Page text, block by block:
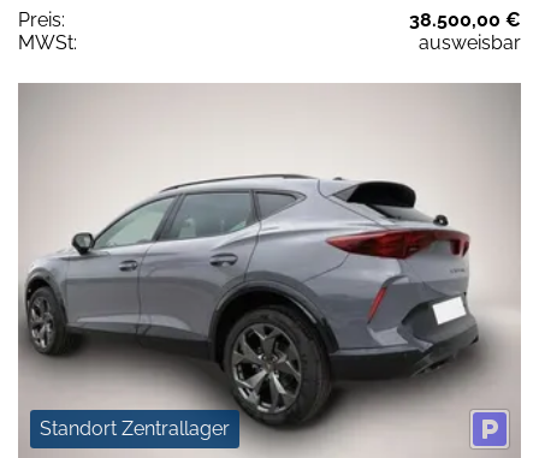
Preis:
38.500,00 €
MWSt:
ausweisbar
Standort Zentrallager